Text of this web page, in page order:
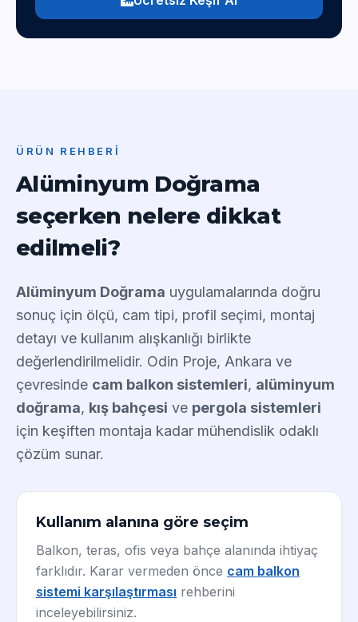
ÜRÜN REHBERI
Alüminyum Doğrama
seçerken nelere dikkat
edilmeli?
Alüminyum Doğrama uygulamalarında doğru
sonuç için ölçü, cam tipi, profil seçimi, montaj
detayı ve kullanım alışkanlığı birlikte
değerlendirilmelidir. Odin Proje, Ankara ve
çevresinde cam balkon sistemleri, alüminyum
doğrama, kış bahçesi ve pergola sistemleri
için keşiften montaja kadar mühendislik odaklı
çözüm sunar.
Kullanım alanına göre seçim
Balkon, teras, ofis veya bahçe alanında ihtiyaç
farklıdır. Karar vermeden önce cam balkon
sistemi karşılaştırması rehberini
inceleyebilirsiniz.